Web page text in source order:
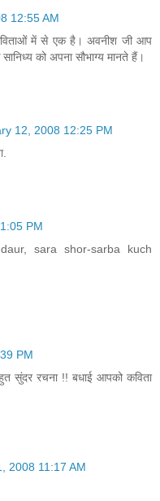
12:55 AM
में से एक है। अवनीश जी आप
को अपना सौभाग्य मानते हैं।
12, 2008 12:25 PM
PM
sara shor-sarba kuch
PM
सुंदर रचना !! बधाई आपको कविता
2008 11:17 AM